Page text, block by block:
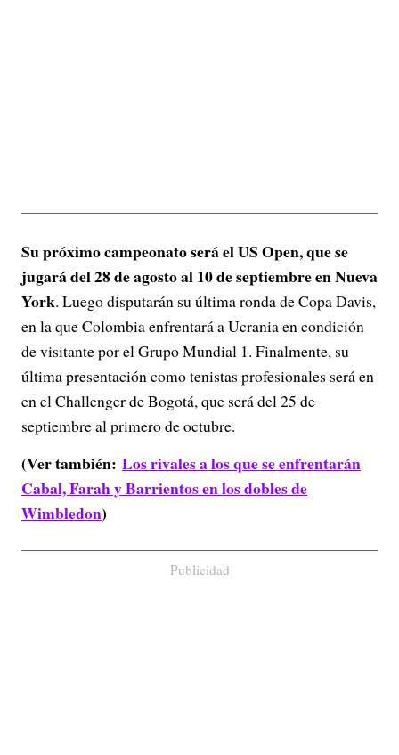
Su próximo campeonato será el US Open, que se
jugará del 28 de agosto al 10 de septiembre en Nueva
York. Luego disputarán su última ronda de Copa Davis,
en la que Colombia enfrentará a Ucrania en condición
de visitante por el Grupo Mundial 1. Finalmente, su
última presentación como tenistas profesionales será en
en el Challenger de Bogotá, que será del 25 de
septiembre al primero de octubre.
(Ver también: Los rivales a los que se enfrentarán
Cabal, Farah y Barrientos en los dobles de
Wimbledon)
Publicidad